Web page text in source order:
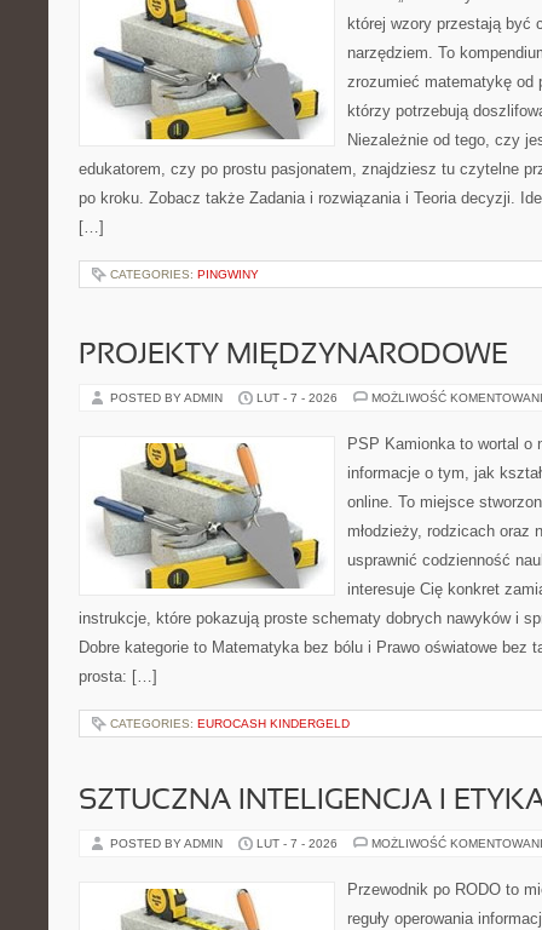
której wzory przestają być
narzędziem. To
zrozumieć matematykę od
którzy potrzebują
Niezależnie od tego, czy
edukatorem, czy po prostu pasjonatem, znajdziesz tu czytelne
po kroku. Zobacz także Zadania i rozwiązania i Teoria decyzji.
[…]
CATEGORIES: PINGWINY
PROJEKTY MIĘDZYNARODOWE
POSTED BY ADMIN LUT - 7 - 2026 MOŻLIWOŚĆ
PSP Kamionka to wortal o
informacje o tym, jak
online. To miejsce
młodzieży, rodzicach
usprawnić codzienność
interesuje Cię konkret
instrukcje, które pokazują proste schematy dobrych nawyków i
Dobre kategorie to Matematyka bez bólu i Prawo oświatowe bez
prosta: […]
CATEGORIES: EUROCASH KINDERGELD
SZTUCZNA INTELIGENCJA I
POSTED BY ADMIN LUT - 7 - 2026 MOŻLIWOŚĆ
Przewodnik po RODO to
reguły operowania